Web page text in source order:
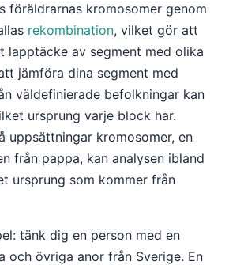
föräldrarnas kromosomer genom
rekombination, vilket gör att
lapptäcke av segment med olika
jämföra dina segment med
väldefinierade befolkningar kan
ursprung varje block har.
uppsättningar kromosomer, en
från pappa, kan analysen ibland
ursprung som kommer från
tänk dig en person med en
och övriga anor från Sverige. En